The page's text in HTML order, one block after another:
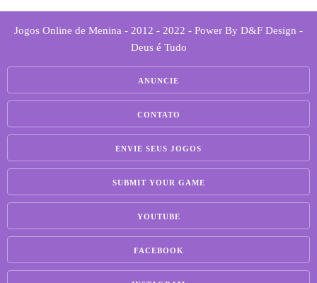
Jogos Online de Menina - 2012 - 2022 - Power By D&F Design -
Deus é Tudo
ANUNCIE
CONTATO
ENVIE SEUS JOGOS
SUBMIT YOUR GAME
YOUTUBE
FACEBOOK